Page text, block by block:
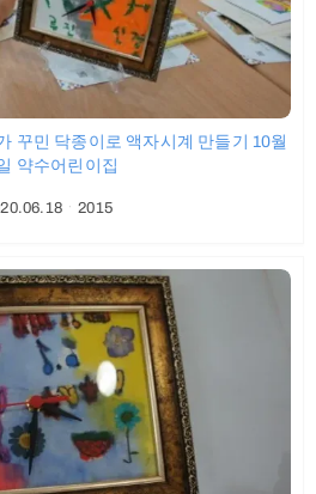
꾸민 닥종이로 액자시계 만들기 10월
약수어린이집
ㆍ2015